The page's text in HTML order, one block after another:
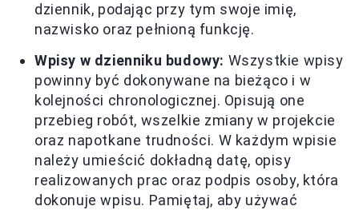
dziennik, podając przy tym swoje imię,
nazwisko oraz pełnioną funkcję.
Wpisy w dzienniku budowy: Wszystkie wpisy
powinny być dokonywane na bieżąco i w
kolejności chronologicznej. Opisują one
przebieg robót, wszelkie zmiany w projekcie
oraz napotkane trudności. W każdym wpisie
należy umieścić dokładną datę, opisy
realizowanych prac oraz podpis osoby, która
dokonuje wpisu. Pamiętaj, aby używać